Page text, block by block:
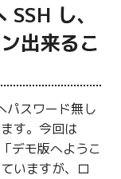
し、
出来るこ
パスワード無し
す。今回は
デモ版へようこ
いますが、ロ